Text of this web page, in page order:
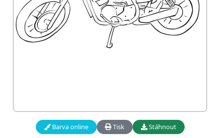
Barva online Tisk Stáhnout